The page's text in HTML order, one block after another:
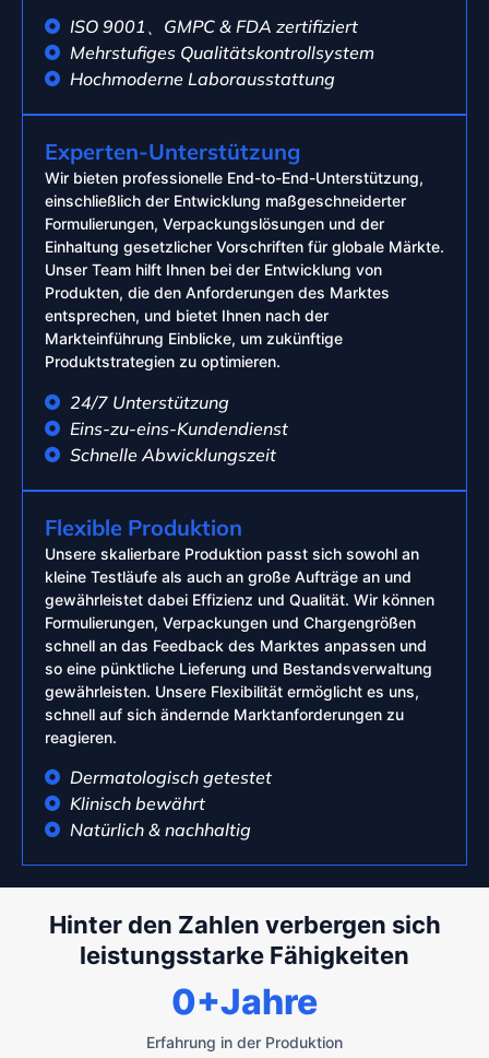
ISO 9001、GMPC & FDA zertifiziert
Mehrstufiges Qualitätskontrollsystem
Hochmoderne Laborausstattung
Experten-Unterstützung
Wir bieten professionelle End-to-End-Unterstützung,
einschließlich der Entwicklung maßgeschneiderter
Formulierungen, Verpackungslösungen und der
Einhaltung gesetzlicher Vorschriften für globale Märkte.
Unser Team hilft Ihnen bei der Entwicklung von
Produkten, die den Anforderungen des Marktes
entsprechen, und bietet Ihnen nach der
Markteinführung Einblicke, um zukünftige
Produktstrategien zu optimieren.
24/7 Unterstützung
Eins-zu-eins-Kundendienst
Schnelle Abwicklungszeit
Flexible Produktion
Unsere skalierbare Produktion passt sich sowohl an
kleine Testläufe als auch an große Aufträge an und
gewährleistet dabei Effizienz und Qualität. Wir können
Formulierungen, Verpackungen und Chargengrößen
schnell an das Feedback des Marktes anpassen und
so eine pünktliche Lieferung und Bestandsverwaltung
gewährleisten. Unsere Flexibilität ermöglicht es uns,
schnell auf sich ändernde Marktanforderungen zu
reagieren.
Dermatologisch getestet
Klinisch bewährt
Natürlich & nachhaltig
Hinter den Zahlen verbergen sich
leistungsstarke Fähigkeiten
Erfahrung in der Produktion
0+Jahre